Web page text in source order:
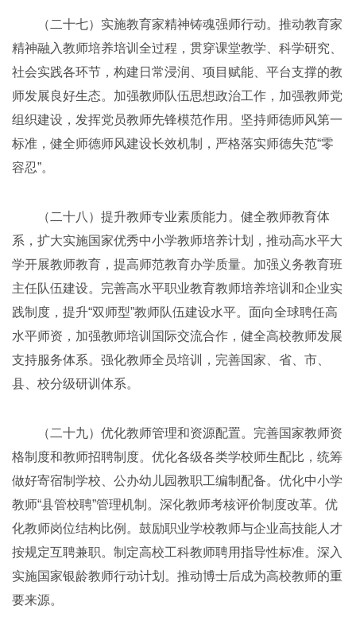
（二十七）实施教育家精神铸魂强师行动。推动教育家
精神融入教师培养培训全过程，贯穿课堂教学、科学研究、
社会实践各环节，构建日常浸润、项目赋能、平台支撑的教
师发展良好生态。加强教师队伍思想政治工作，加强教师党
组织建设，发挥党员教师先锋模范作用。坚持师德师风第一
标准，健全师德师风建设长效机制，严格落实师德失范“零
容忍”。
（二十八）提升教师专业素质能力。健全教师教育体
系，扩大实施国家优秀中小学教师培养计划，推动高水平大
学开展教师教育，提高师范教育办学质量。加强义务教育班
主任队伍建设。完善高水平职业教育教师培养培训和企业实
践制度，提升“双师型”教师队伍建设水平。面向全球聘任高
水平师资，加强教师培训国际交流合作，健全高校教师发展
支持服务体系。强化教师全员培训，完善国家、省、市、
县、校分级研训体系。
（二十九）优化教师管理和资源配置。完善国家教师资
格制度和教师招聘制度。优化各级各类学校师生配比，统筹
做好寄宿制学校、公办幼儿园教职工编制配备。优化中小学
教师“县管校聘”管理机制。深化教师考核评价制度改革。优
化教师岗位结构比例。鼓励职业学校教师与企业高技能人才
按规定互聘兼职。制定高校工科教师聘用指导性标准。深入
实施国家银龄教师行动计划。推动博士后成为高校教师的重
要来源。